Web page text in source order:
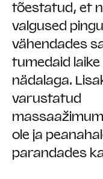
tõestatud, et
valgused
vähendades
tumedaid
nädalaga.
varustatud
ole ja
parandades